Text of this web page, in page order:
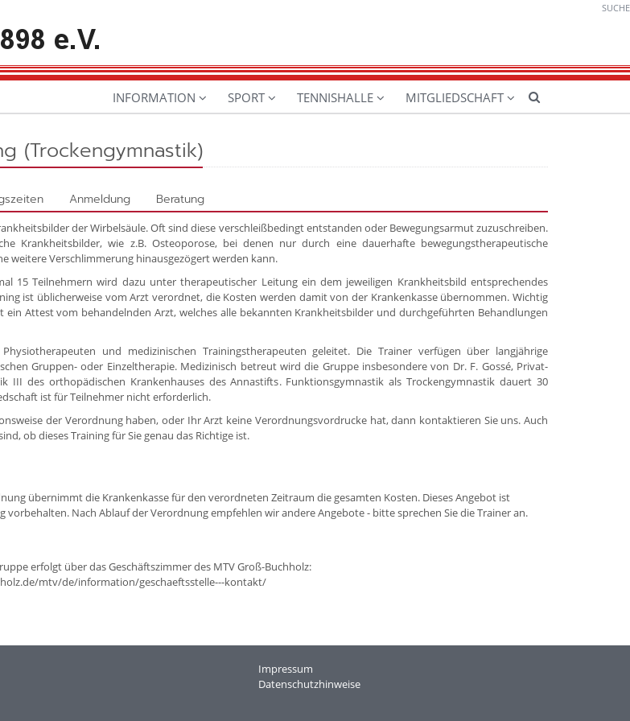
SUCHE
INFORMATION SPORT TENNISHALLE MITGLIEDSCHAFT
(Trockengymnastik)
Anmeldung Beratung
der Wirbelsäule. Oft sind diese verschleißbedingt entstanden oder Bewegungsarmut zuzuschreiben.
Krankheitsbilder, wie z.B. Osteoporose, bei denen nur durch eine dauerhafte bewegungstherapeutische
weitere Verschlimmerung hinausgezögert werden kann.
15 Teilnehmern wird dazu unter therapeutischer Leitung ein dem jeweiligen Krankheitsbild entsprechendes
ist üblicherweise vom Arzt verordnet, die Kosten werden damit von der Krankenkasse übernommen. Wichtig
ein Attest vom behandelnden Arzt, welches alle bekannten Krankheitsbilder und durchgeführten Behandlungen
und medizinischen Trainingstherapeuten geleitet. Die Trainer verfügen über langjährige
Gruppen- oder Einzeltherapie. Medizinisch betreut wird die Gruppe insbesondere von Dr. F. Gossé, Privat-
III des orthopädischen Krankenhauses des Annastifts. Funktionsgymnastik als Trockengymnastik dauert 30
ist für Teilnehmer nicht erforderlich.
der Verordnung haben, oder Ihr Arzt keine Verordnungsvordrucke hat, dann kontaktieren Sie uns. Auch
ob dieses Training für Sie genau das Richtige ist.
übernimmt die Krankenkasse für den verordneten Zeitraum die gesamten Kosten. Dieses Angebot ist
vorbehalten. Nach Ablauf der Verordnung empfehlen wir andere Angebote - bitte sprechen Sie die Trainer an.
erfolgt über das Geschäftszimmer des MTV Groß-Buchholz:
mtv/de/information/geschaeftsstelle---kontakt/
Impressum
Datenschutzhinweise